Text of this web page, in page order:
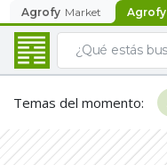
Agrofy Market Agrofy
Temas del momento: